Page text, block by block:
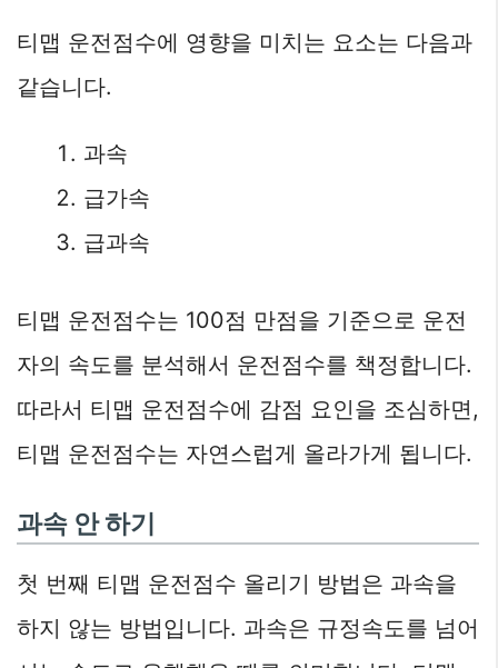
티맵 운전점수에 영향을 미치는 요소는 다음과
같습니다.
과속
급가속
급과속
티맵 운전점수는 100점 만점을 기준으로 운전
자의 속도를 분석해서 운전점수를 책정합니다.
따라서 티맵 운전점수에 감점 요인을 조심하면,
티맵 운전점수는 자연스럽게 올라가게 됩니다.
과속 안 하기
첫 번째 티맵 운전점수 올리기 방법은 과속을
하지 않는 방법입니다. 과속은 규정속도를 넘어